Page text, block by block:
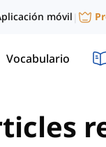
móvil |
Vocabulario